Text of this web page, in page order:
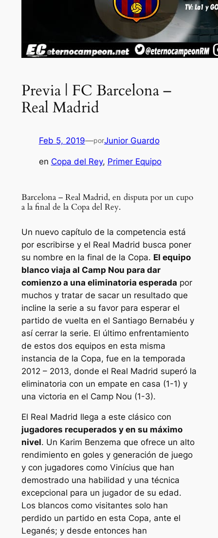
Previa | FC Barcelona –
Real Madrid
Feb 5, 2019—porJunior Guardo
en Copa del Rey, Primer Equipo
Barcelona – Real Madrid, en disputa por un cupo
a la final de la Copa del Rey.
Un nuevo capítulo de la competencia está
por escribirse y el Real Madrid busca poner
su nombre en la final de la Copa. El equipo
blanco viaja al Camp Nou para dar
comienzo a una eliminatoria esperada por
muchos y tratar de sacar un resultado que
incline la serie a su favor para esperar el
partido de vuelta en el Santiago Bernabéu y
así cerrar la serie. El último enfrentamiento
de estos dos equipos en esta misma
instancia de la Copa, fue en la temporada
2012 – 2013, donde el Real Madrid superó la
eliminatoria con un empate en casa (1-1) y
una victoria en el Camp Nou (1-3).
El Real Madrid llega a este clásico con
jugadores recuperados y en su máximo
nivel. Un Karim Benzema que ofrece un alto
rendimiento en goles y generación de juego
y con jugadores como Vinícius que han
demostrado una habilidad y una técnica
excepcional para un jugador de su edad.
Los blancos como visitantes solo han
perdido un partido en esta Copa, ante el
Leganés; y desde entonces han